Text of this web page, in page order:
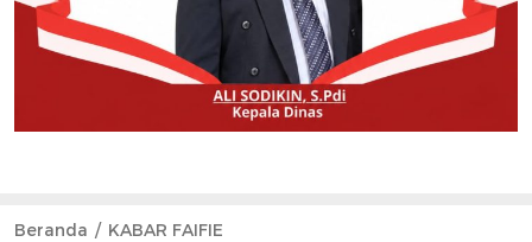
Beranda KABAR FAIFIE